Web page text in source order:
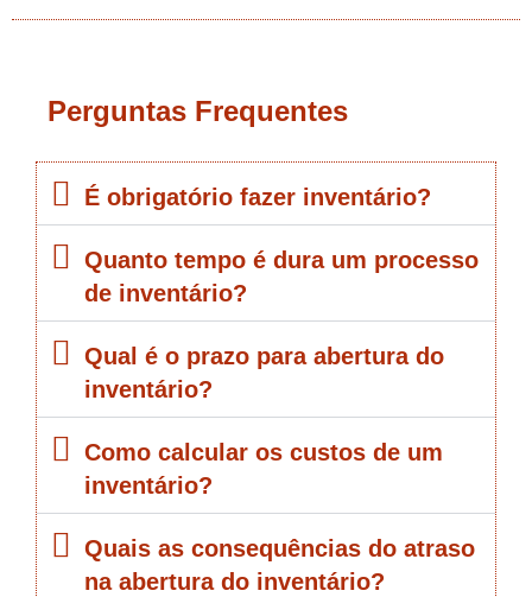
Perguntas Frequentes
É obrigatório fazer inventário?
Quanto tempo é dura um processo
de inventário?
Qual é o prazo para abertura do
inventário?
Como calcular os custos de um
inventário?
Quais as consequências do atraso
na abertura do inventário?